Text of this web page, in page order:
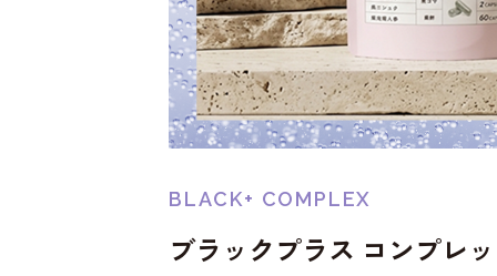
BLACK+ COMPLEX
ブラックプラス コンプレ